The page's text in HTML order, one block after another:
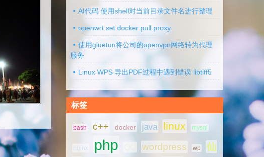
AI代码 使用shell对当前目录文件名进行整理
openwrt set docker pull proxy
使用gluetun将公司的openvpn网络转为代理
服务
Linux WPS 导出PDF过程中遇到错误 libtiff5
标签
bash c++ docker java linux mysql
nginx php QQ wordpress wp
仙